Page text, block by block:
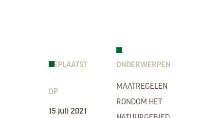
GEPLAATST
OP
15 juli 2021
ONDERWERPEN
MAATREGELEN
RONDOM HET